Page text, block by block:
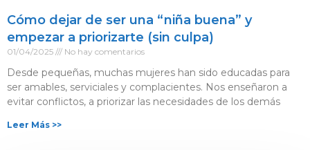
Cómo dejar de ser una “niña buena” y
empezar a priorizarte (sin culpa)
01/04/2025 No hay comentarios
Desde pequeñas, muchas mujeres han sido educadas para
ser amables, serviciales y complacientes. Nos enseñaron a
evitar conflictos, a priorizar las necesidades de los demás
Leer Más >>